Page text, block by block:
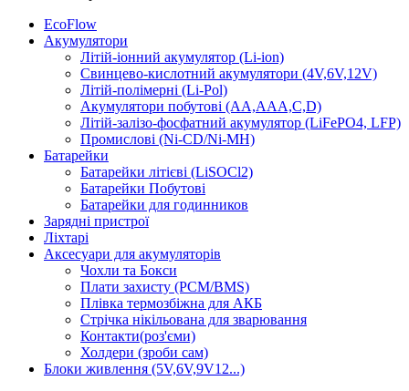
EcoFlow
Акумулятори
Літій-іонний акумулятор (Li-ion)
Свинцево-кислотний акумулятори (4V,6V,12V)
Літій-полімерні (Li-Pol)
Акумулятори побутові (AA,AAA,C,D)
Літій-залізо-фосфатний акумулятор (LiFePO4, LFP)
Промислові (Ni-CD/Ni-MH)
Батарейки
Батарейки літієві (LiSOCl2)
Батарейки Побутові
Батарейки для годинников
Зарядні пристрої
Ліхтарі
Аксесуари для акумуляторів
Чохли та Бокси
Плати захисту (PCM/BMS)
Плівка термозбіжна для АКБ
Стрічка нікільована для зварювання
Контакти(роз'єми)
Холдери (зроби сам)
Блоки живлення (5V,6V,9V12...)